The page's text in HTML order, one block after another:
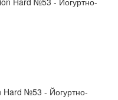
Hard №53 - Йогуртно-